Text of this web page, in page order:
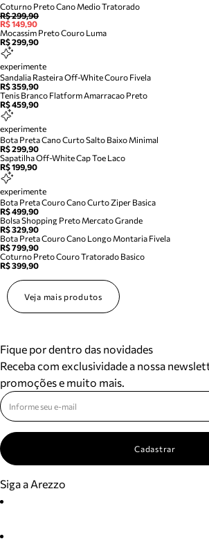
Coturno Preto Cano Medio Tratorado
R$ 299,90
R$ 149,90
Mocassim Preto Couro Luma
R$ 299,90
experimente
Sandalia Rasteira Off-White Couro Fivela
R$ 359,90
Tenis Branco Flatform Amarracao Preto
R$ 459,90
experimente
Bota Preta Cano Curto Salto Baixo Minimal
R$ 299,90
Sapatilha Off-White Cap Toe Laco
R$ 199,90
experimente
Bota Preta Couro Cano Curto Ziper Basica
R$ 499,90
Bolsa Shopping Preto Mercato Grande
R$ 329,90
Bota Preta Couro Cano Longo Montaria Fivela
R$ 799,90
Coturno Preto Couro Tratorado Basico
R$ 399,90
Veja mais produtos
Fique por dentro das novidades
Receba com exclusividade a nossa
promoções e muito mais.
Cadastrar
Siga a Arezzo